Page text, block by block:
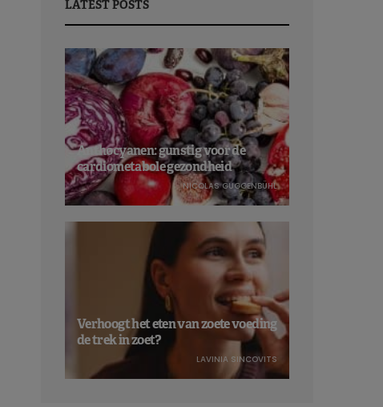
LATEST POSTS
Anthocyanen: gunstig voor de
cardiometabole gezondheid
NICOLAS GUGGENBÜHL
Verhoogt het eten van zoete voeding
de trek in zoet?
LAVINIA SINCOVITS